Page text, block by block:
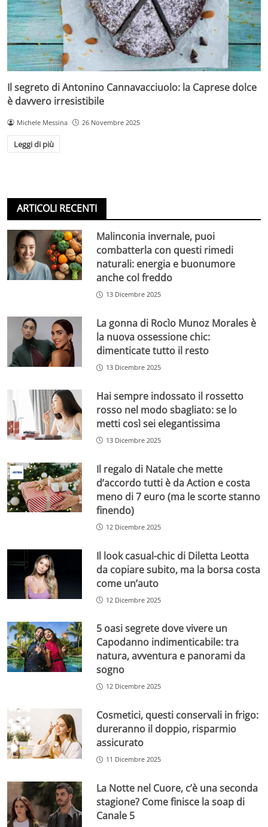
Il segreto di Antonino Cannavacciuolo: la Caprese dolce
è davvero irresistibile
Michele Messina 26 Novembre 2025
Leggi di più
ARTICOLI RECENTI
Malinconia invernale, puoi
combatterla con questi rimedi
naturali: energia e buonumore
anche col freddo
13 Dicembre 2025
La gonna di Rocìo Munoz Morales è
la nuova ossessione chic:
dimenticate tutto il resto
13 Dicembre 2025
Hai sempre indossato il rossetto
rosso nel modo sbagliato: se lo
metti così sei elegantissima
13 Dicembre 2025
Il regalo di Natale che mette
d’accordo tutti è da Action e costa
meno di 7 euro (ma le scorte stanno
finendo)
12 Dicembre 2025
Il look casual-chic di Diletta Leotta
da copiare subito, ma la borsa costa
come un’auto
12 Dicembre 2025
5 oasi segrete dove vivere un
Capodanno indimenticabile: tra
natura, avventura e panorami da
sogno
12 Dicembre 2025
Cosmetici, questi conservali in frigo:
dureranno il doppio, risparmio
assicurato
11 Dicembre 2025
La Notte nel Cuore, c’è una seconda
stagione? Come finisce la soap di
Canale 5